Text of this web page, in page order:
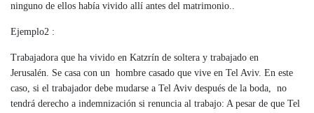
ninguno de ellos había vivido allí antes del matrimonio..
Ejemplo2 :
Trabajadora que ha vivido en Katzrín de soltera y trabajado en
Jerusalén. Se casa con un hombre casado que vive en Tel Aviv. En este
caso, si el trabajador debe mudarse a Tel Aviv después de la boda, no
tendrá derecho a indemnización si renuncia al trabajo: A pesar de que Tel